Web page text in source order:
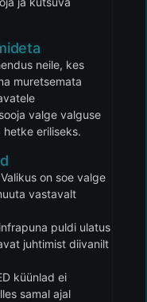
neile, kes
muretsemata
valge valguse
eriliseks.
on soe valge
vastavalt
puldi ulatus
juhtimist diivanilt
küünlad ei
samal ajal